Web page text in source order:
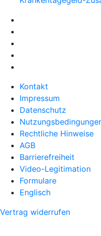
Kontakt
Impressum
Datenschutz
Rechtliche Hinweise
AGB
Barrierefreiheit
Video-Legitimation
Formulare
Englisch
Vertrag widerrufen